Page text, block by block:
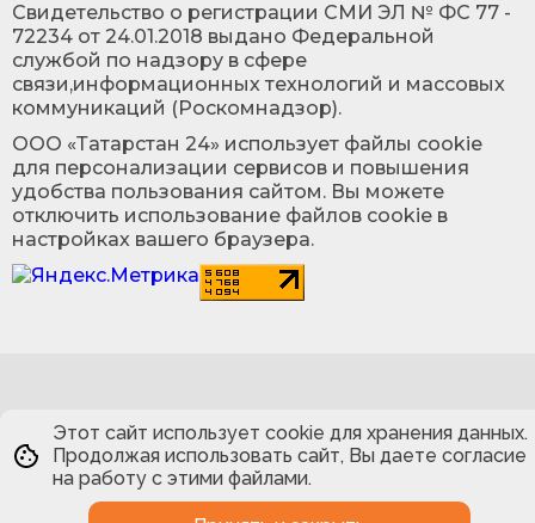
Cвидетельство о регистрации СМИ ЭЛ № ФС 77 -
72234 от 24.01.2018 выдано Федеральной
службой по надзору в сфере
связи,информационных технологий и массовых
коммуникаций (Роскомнадзор).
ООО «Татарстан 24» использует файлы cookie
для персонализации сервисов и повышения
удобства пользования сайтом. Вы можете
отключить использование файлов cookie в
настройках вашего браузера.
Этот сайт использует cookie для хранения данных.
Продолжая использовать сайт, Вы даете согласие
на работу с этими файлами.